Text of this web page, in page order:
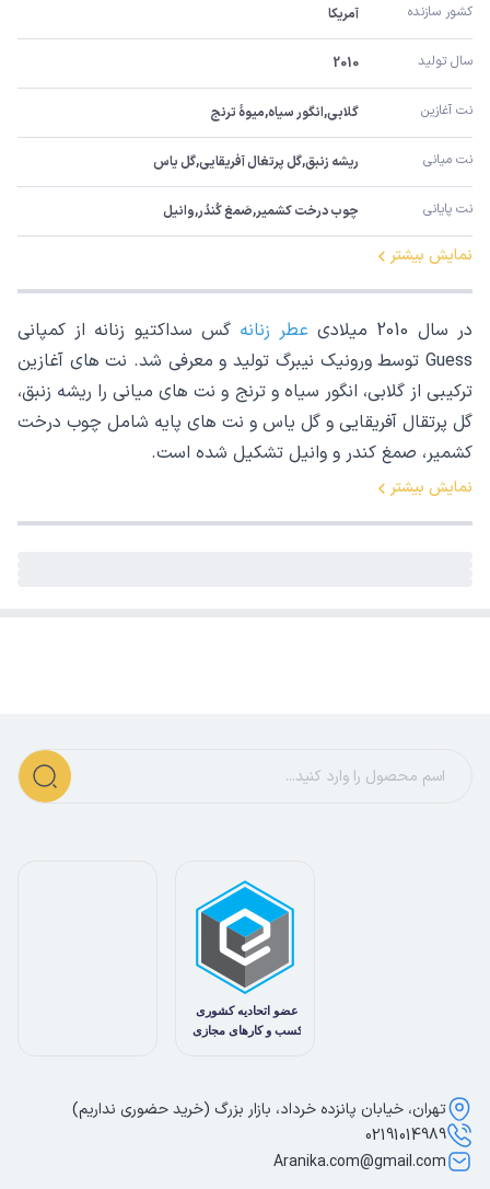
کشور سازنده آمریکا
سال تولید 2010
نت آغازین گلابی,انگور سیاه,میوۀ ترنج
نت میانی ریشه زنبق,گل پرتغال آفریقایی,گل یاس
نت پایانی چوب درخت کشمیر,صَمغ کُندُر,وانیل
نمایش بیشتر
در سال 2010 میلادی عطر زنانه گس سداکتیو زنانه از کمپانی
Guess توسط ورونیک نیبرگ تولید و معرفی شد. نت های آغازین
ترکیبی از گلابی، انگور سیاه و ترنج و نت های میانی را ریشه زنبق،
گل پرتقال آفریقایی و گل یاس و نت های پایه شامل چوب درخت
کشمیر، صمغ کندر و وانیل تشکیل شده است.
نمایش بیشتر
تهران، خیابان پانزده خرداد، بازار بزرگ (خرید حضوری نداریم)
02191014989
Aranika.com@gmail.com